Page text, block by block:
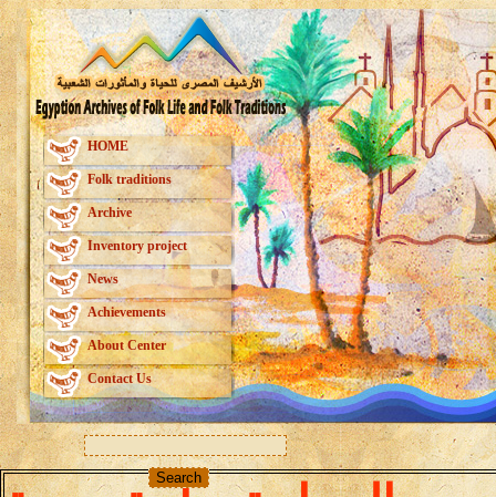
HOME
Folk traditions
Archive
Inventory project
News
Achievements
About Center
Contact Us